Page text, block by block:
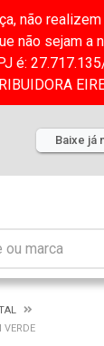
não
não sejam a
é:
Baixe já
VERDE